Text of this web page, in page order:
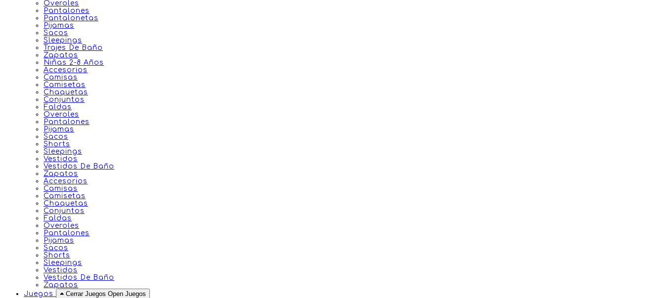
Overoles
Pantalones
Pantalonetas
Pijamas
Sacos
Sleepings
Trajes De Baño
Zapatos
Niñas 2-8 Años
Accesorios
Camisas
Camisetas
Chaquetas
Conjuntos
Faldas
Overoles
Pantalones
Pijamas
Sacos
Shorts
Sleepings
Vestidos
Vestidos De Baño
Zapatos
Accesorios
Camisas
Camisetas
Chaquetas
Conjuntos
Faldas
Overoles
Pantalones
Pijamas
Sacos
Shorts
Sleepings
Vestidos
Vestidos De Baño
Zapatos
Juegos
Cerrar Juegos Open Juegos